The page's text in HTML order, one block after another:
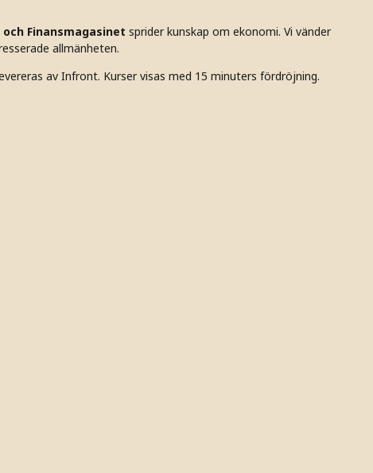
och Finansmagasinet sprider kunskap om ekonomi. Vi vänder
allmänheten.
av Infront. Kurser visas med 15 minuters fördröjning.